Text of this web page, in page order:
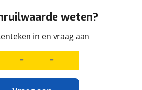
Zwart
Redline
29-04-2024
weten?
in en vraag aan